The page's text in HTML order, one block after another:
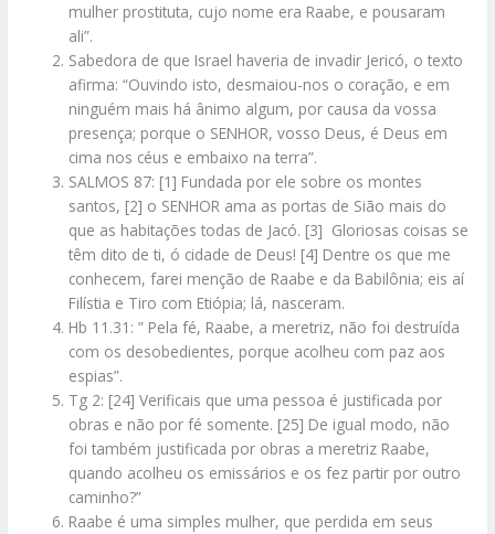
mulher prostituta, cujo nome era Raabe, e pousaram
ali”.
Sabedora de que Israel haveria de invadir Jericó, o texto
afirma: “Ouvindo isto, desmaiou-nos o coração, e em
ninguém mais há ânimo algum, por causa da vossa
presença; porque o SENHOR, vosso Deus, é Deus em
cima nos céus e embaixo na terra”.
SALMOS 87: [1] Fundada por ele sobre os montes
santos, [2] o SENHOR ama as portas de Sião mais do
que as habitações todas de Jacó. [3] Gloriosas coisas se
têm dito de ti, ó cidade de Deus! [4] Dentre os que me
conhecem, farei menção de Raabe e da Babilônia; eis aí
Filístia e Tiro com Etiópia; lá, nasceram.
Hb 11.31: ” Pela fé, Raabe, a meretriz, não foi destruída
com os desobedientes, porque acolheu com paz aos
espias”.
Tg 2: [24] Verificais que uma pessoa é justificada por
obras e não por fé somente. [25] De igual modo, não
foi também justificada por obras a meretriz Raabe,
quando acolheu os emissários e os fez partir por outro
caminho?”
Raabe é uma simples mulher, que perdida em seus